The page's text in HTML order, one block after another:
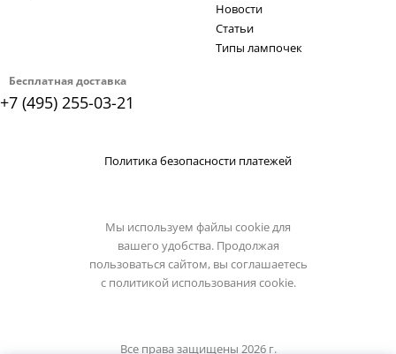
Бесплатная доставка
+7 (495) 255-03-21
Новости
Статьи
Типы лампочек
Политика безопасности платежей
Мы используем файлы cookie для
вашего удобства. Продолжая
пользоваться сайтом, вы соглашаетесь
с политикой использования cookie.
Все права защищены 2026 г.